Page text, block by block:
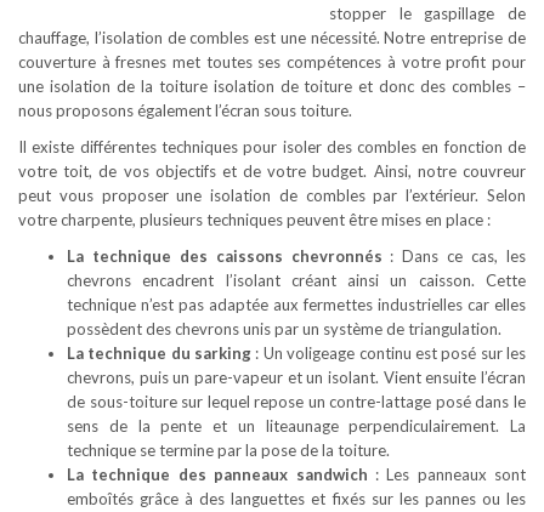
stopper le gaspillage de
chauffage, l’isolation de combles est une nécessité. Notre entreprise de
couverture à fresnes met toutes ses compétences à votre profit pour
une isolation de la toiture isolation de toiture et donc des combles –
nous proposons également l’écran sous toiture.
Il existe différentes techniques pour isoler des combles en fonction de
votre toit, de vos objectifs et de votre budget. Ainsi, notre couvreur
peut vous proposer une isolation de combles par l’extérieur. Selon
votre charpente, plusieurs techniques peuvent être mises en place :
La technique des caissons chevronnés : Dans ce cas, les
chevrons encadrent l’isolant créant ainsi un caisson. Cette
technique n’est pas adaptée aux fermettes industrielles car elles
possèdent des chevrons unis par un système de triangulation.
La technique du sarking : Un voligeage continu est posé sur les
chevrons, puis un pare-vapeur et un isolant. Vient ensuite l’écran
de sous-toiture sur lequel repose un contre-lattage posé dans le
sens de la pente et un liteaunage perpendiculairement. La
technique se termine par la pose de la toiture.
La technique des panneaux sandwich : Les panneaux sont
emboîtés grâce à des languettes et fixés sur les pannes ou les